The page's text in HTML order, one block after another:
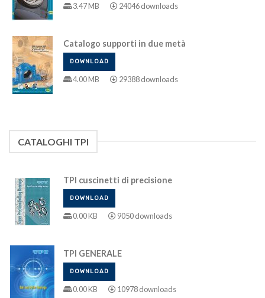
3.47 MB 24046 downloads
Catalogo supporti in due metà
DOWNLOAD
4.00 MB 29388 downloads
CATALOGHI TPI
TPI cuscinetti di precisione
DOWNLOAD
0.00 KB 9050 downloads
TPI GENERALE
DOWNLOAD
0.00 KB 10978 downloads